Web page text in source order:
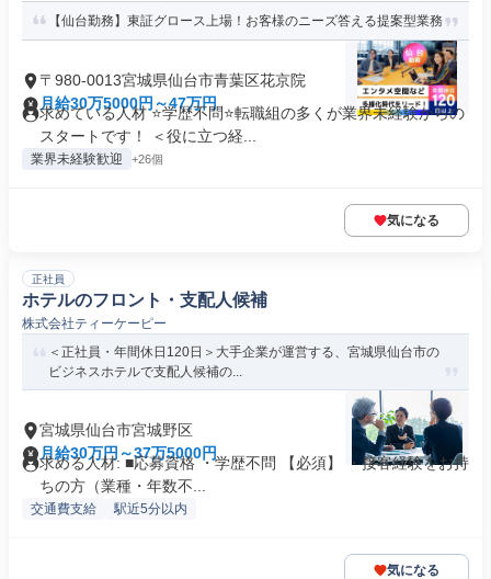
【仙台勤務】東証グロース上場！お客様のニーズ答える提案型業務
〒980-0013宮城県仙台市青葉区花京院
月給30万5000円～47万円
求めている人材 ⭐学歴不問⭐転職組の多くが業界未経験からの
スタートです！ ＜役に立つ経...
業界未経験歓迎 +26個
気になる
正社員
ホテルのフロント・支配人候補
株式会社ティーケーピー
＜正社員・年間休日120日＞大手企業が運営する、宮城県仙台市の
ビジネスホテルで支配人候補の...
宮城県仙台市宮城野区
月給30万円～37万5000円
求める人材: ■応募資格 ・学歴不問 【必須】 ・接客経験をお持
ちの方（業種・年数不...
交通費支給 駅近5分以内
気になる